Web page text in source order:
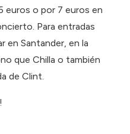
euros o por 7 euros en
Para entradas
en Santander, en la
que Chilla o también
de Clint.